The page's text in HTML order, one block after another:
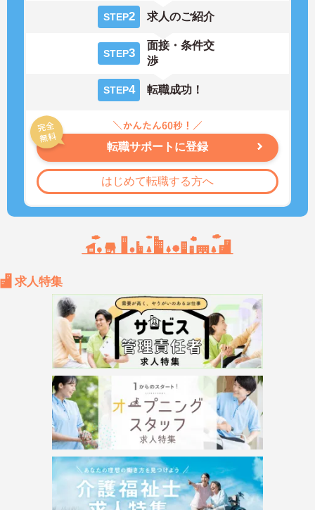
STEP2 求人のご紹介
STEP3
面接・条件交
渉
STEP4 転職成功！
転職サポートに登録
はじめて転職する方へ
求人特集